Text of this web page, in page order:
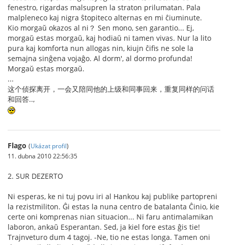
fenestro, rigardas malsupren la straton prilumatan. Pala
malpleneco kaj nigra ŝtopiteco alternas en mi ĉiuminute.
Kio morgaŭ okazos al ni？ Sen mono, sen garantio... Ej,
morgaŭ estas morgaŭ, kaj hodiaŭ ni tamen vivas. Nur la lito
pura kaj komforta nun allogas nin, kiujn ĉifis ne sole la
semajna sinĝena vojaĝo. Al dorm', al dormo profunda!
Morgaŭ estas morgaŭ.
...
这个侦探离开，一会又陪同他的上级和同事回来，重复同样的问话
和回答..,
Flago (Ukázat profil)
11. dubna 2010 22:56:35
2. SUR DEZERTO
Ni esperas, ke ni tuj povu iri al Hankou kaj publike partopreni
la rezistmiliton. Ĝi estas la nuna centro de batalanta Ĉinio, kie
certe oni komprenas nian situacion... Ni faru antimalamikan
laboron, ankaŭ Esperantan. Sed, ja kiel fore estas ĝis tie!
Trajnveturo dum 4 tagoj. -Ne, tio ne estas longa. Tamen oni